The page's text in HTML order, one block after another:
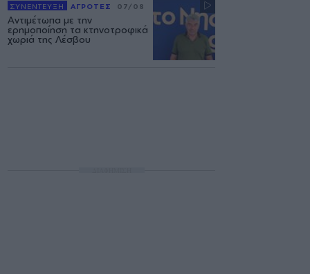
ΣΥΝΕΝΤΕΥΞΗ ΑΓΡΟΤΕΣ 07/08
Αντιμέτωπα με την
ερημοποίηση τα κτηνοτροφικά
χωριά της Λέσβου